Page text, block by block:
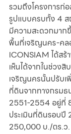
รวมถึงโครงการก่
รูปแบบครบทั้ง 4 ส
มีความสะดวกมาก
พื้นที่เจริญนคร-คล
ICONSIAM ได้สร้
เห็นได้จากในช่วง
เจริญนครนั้นปรับเ
ที่ดินจากทางกรมธ
2551-2554 อยู่ที่
ประเมินที่ดินรอบ
250,000 บ./ตร.ว.